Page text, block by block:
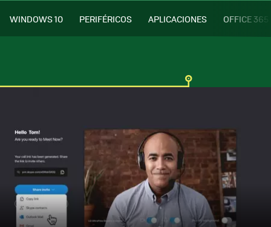
WINDOWS 10 PERIFÉRICOS APLICACIONES OFFICE 365